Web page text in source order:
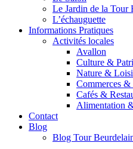
Le Jardin de la Tour
L’échauguette
Informations Pratiques
Activités locales
Avallon
Culture &
Nature &
Commerces &
Cafés &
Alimentation
Contact
Blog
Blog Tour